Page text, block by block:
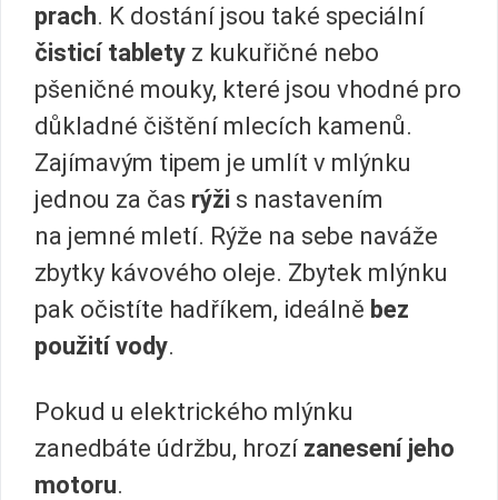
prach. K dostání jsou také speciální
čisticí tablety z kukuřičné nebo
pšeničné mouky, které jsou vhodné pro
důkladné čištění mlecích kamenů.
Zajímavým tipem je umlít v mlýnku
jednou za čas rýži s nastavením
na jemné mletí. Rýže na sebe naváže
zbytky kávového oleje. Zbytek mlýnku
pak očistíte hadříkem, ideálně bez
použití vody.
Pokud u elektrického mlýnku
zanedbáte údržbu, hrozí zanesení jeho
motoru.